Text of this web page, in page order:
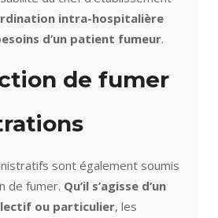
intra-hospitalière
d’un patient fumeur.
de fumer
sont également soumis
de fumer. Qu’il s’agisse d’un
ou particulier, les